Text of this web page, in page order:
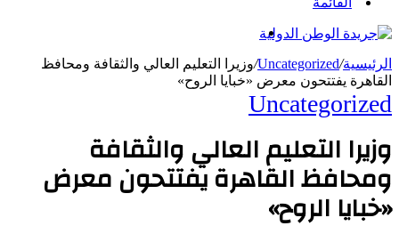
الرئيسية/
Uncategorized
/وزيرا التعليم العالي والثقافة ومحافظ
القاهرة يفتتحون معرض «خبايا الروح»
Uncategorized
وزيرا التعليم العالي والثقافة
ومحافظ القاهرة يفتتحون معرض
«خبايا الروح»